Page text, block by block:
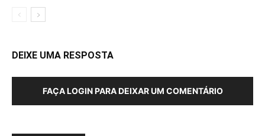
DEIXE UMA RESPOSTA
FAÇA LOGIN PARA DEIXAR UM COMENTÁRIO